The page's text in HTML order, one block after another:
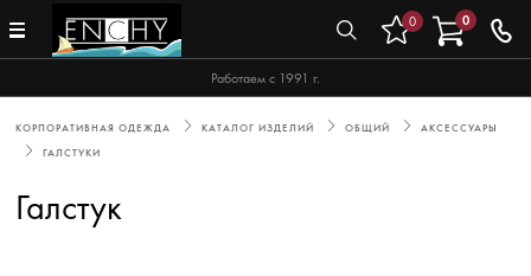
Работаем с 1991 г.
0 0
КОРПОРАТИВНАЯ ОДЕЖДА КАТАЛОГ ИЗДЕЛИЙ ОБЩИЙ
АКСЕССУАРЫ
ГАЛСТУКИ
Галстук